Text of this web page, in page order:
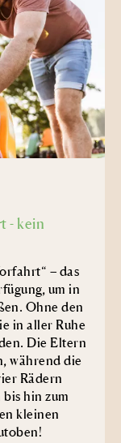
- kein
– das
um in
Ohne den
in aller Ruhe
Die Eltern
während die
Rädern
hin zum
kleinen